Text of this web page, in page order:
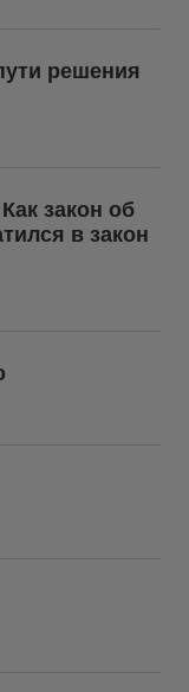
решения
закон об
в закон